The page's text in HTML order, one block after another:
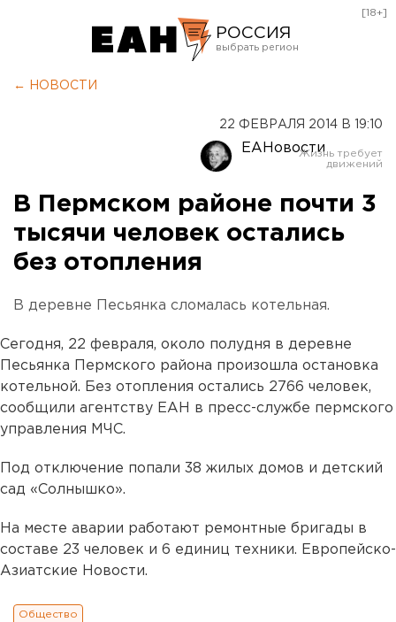
РОССИЯ
Оренбург
[18+]
← НОВОСТИ
22 ФЕВРАЛЯ 2014 В 19:10
ЕАНовости
В Пермском районе почти 3
тысячи человек остались
без отопления
В деревне Песьянка сломалась котельная.
Сегодня, 22 февраля, около полудня в деревне
Песьянка Пермского района произошла остановка
котельной. Без отопления остались 2766 человек,
сообщили агентству ЕАН в пресс-службе пермского
управления МЧС.
Под отключение попали 38 жилых домов и детский
сад «Солнышко».
На месте аварии работают ремонтные бригады в
составе 23 человек и 6 единиц техники. Европейско-
Азиатские Новости.
Общество